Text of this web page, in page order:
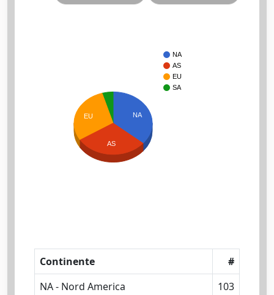
NA
AS
EU
SA
NA
EU
AS
Continente
#
NA - Nord America
103